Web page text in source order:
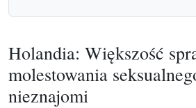
Holandia: Większość
molestowania
nieznajomi